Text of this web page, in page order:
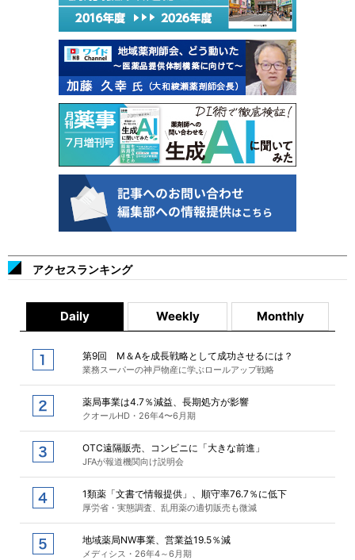
アクセスランキング
Daily Weekly Monthly
第9回 M＆Aを成長戦略として成功させるには？
業務スーパーの神戸物産に学ぶロールアップ戦略
薬局事業は4.7％減益、長期処方が影響
クオールHD・26年4〜6月期
OTC遠隔販売、コンビニに「大きな前進」
JFAが報道機関向け説明会
1類薬「文書で情報提供」、順守率76.7％に低下
厚労省・実態調査、乱用薬の適切販売も微減
地域薬局NW事業、営業益19.5％減
メディシス・26年4～6月期